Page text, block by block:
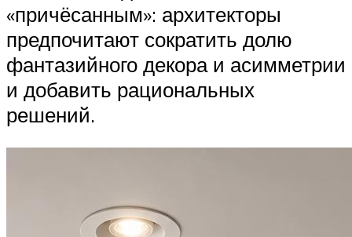
«причёсанным»: архитекторы
предпочитают сократить долю
фантазийного декора и асимметрии
и добавить рациональных
решений.